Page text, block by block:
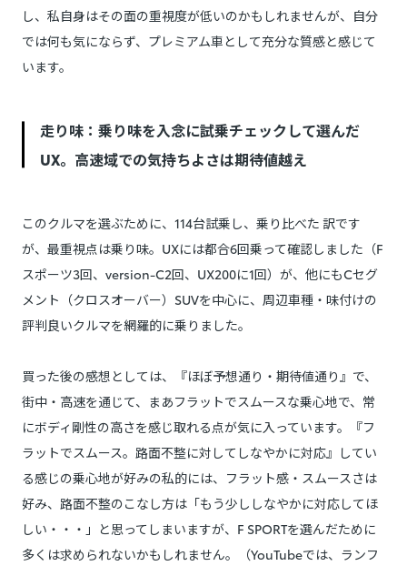
し、私自身はその面の重視度が低いのかもしれませんが、自分
では何も気にならず、プレミアム車として充分な質感と感じて
います。
走り味：乗り味を入念に試乗チェックして選んだ
UX。高速域での気持ちよさは期待値越え
このクルマを選ぶために、114台試乗し、乗り比べた 訳です
が、最重視点は乗り味。UXには都合6回乗って確認しました（F
スポーツ3回、version-C2回、UX200に1回）が、他にもCセグ
メント（クロスオーバー）SUVを中心に、周辺車種・味付けの
評判良いクルマを網羅的に乗りました。
買った後の感想としては、『ほぼ予想通り・期待値通り』で、
街中・高速を通じて、まあフラットでスムースな乗心地で、常
にボディ剛性の高さを感じ取れる点が気に入っています。『フ
ラットでスムース。路面不整に対してしなやかに対応』してい
る感じの乗心地が好みの私的には、フラット感・スムースさは
好み、路面不整のこなし方は「もう少ししなやかに対応してほ
しい・・・」と思ってしまいますが、F SPORTを選んだために
多くは求められないかもしれません。（YouTubeでは、ランフ